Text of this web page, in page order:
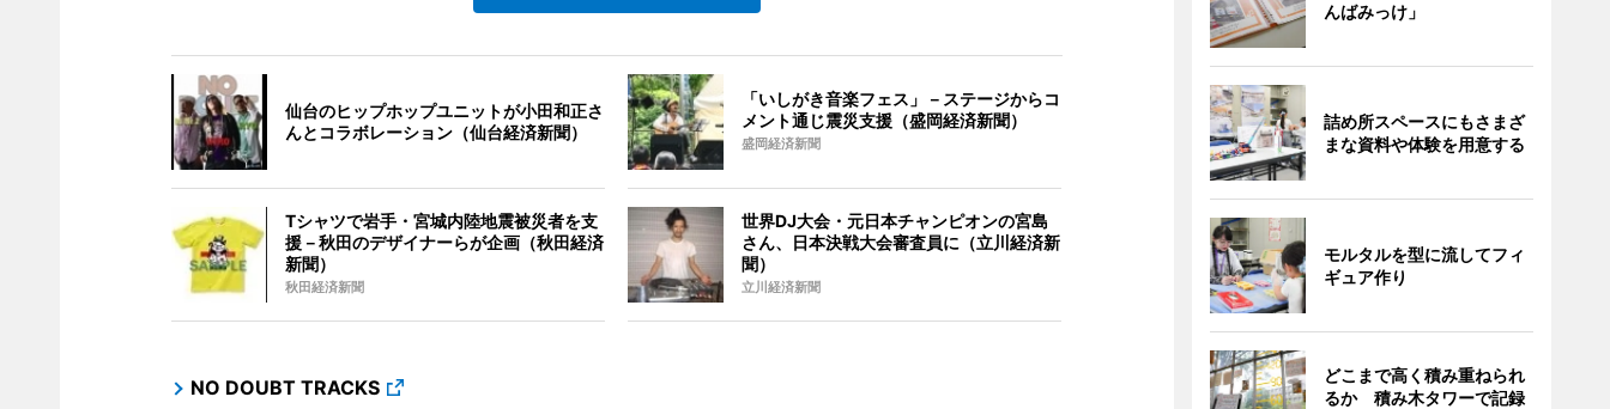
仙台のヒップホップユニットが小田和正さ
んとコラボレーション（仙台経済新聞）
「いしがき音楽フェス」－ステージからコ
メント通じ震災支援（盛岡経済新聞）
盛岡経済新聞
Tシャツで岩手・宮城内陸地震被災者を支
援－秋田のデザイナーらが企画（秋田経済
新聞）
秋田経済新聞
世界DJ大会・元日本チャンピオンの宮島
さん、日本決戦大会審査員に（立川経済新
聞）
立川経済新聞
NO DOUBT TRACKS
んばみっけ」
詰め所スペースにもさまざ
まな資料や体験を用意する
モルタルを型に流してフィ
ギュア作り
どこまで高く積み重ねられ
るか 積み木タワーで記録